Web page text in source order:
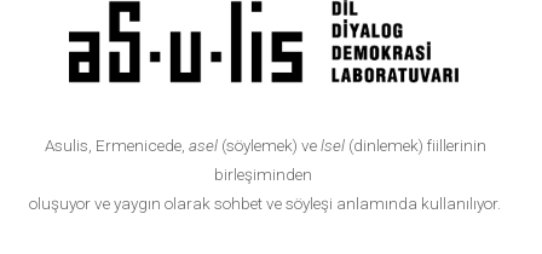
Asulis, Ermenicede, asel(söylemek) velsel(dinlemek) fiillerinin
birleşiminden
oluşuyor ve yaygın olarak sohbet ve söyleşi anlamında kullanılıyor.